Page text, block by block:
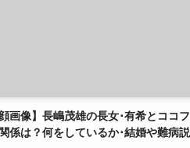
顔画像】長嶋茂雄の長女･有希とココ
係は？何をしているか･結婚や難病